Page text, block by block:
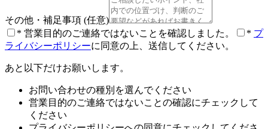
その他・補足事項 (任意)
* 営業目的のご連絡ではないことを確認しました。 * プ
ライバシーポリシーに同意の上、送信してください。
あと以下だけお願いします。
お問い合わせの種別を選んでください
営業目的のご連絡ではないことの確認にチェックして
ください